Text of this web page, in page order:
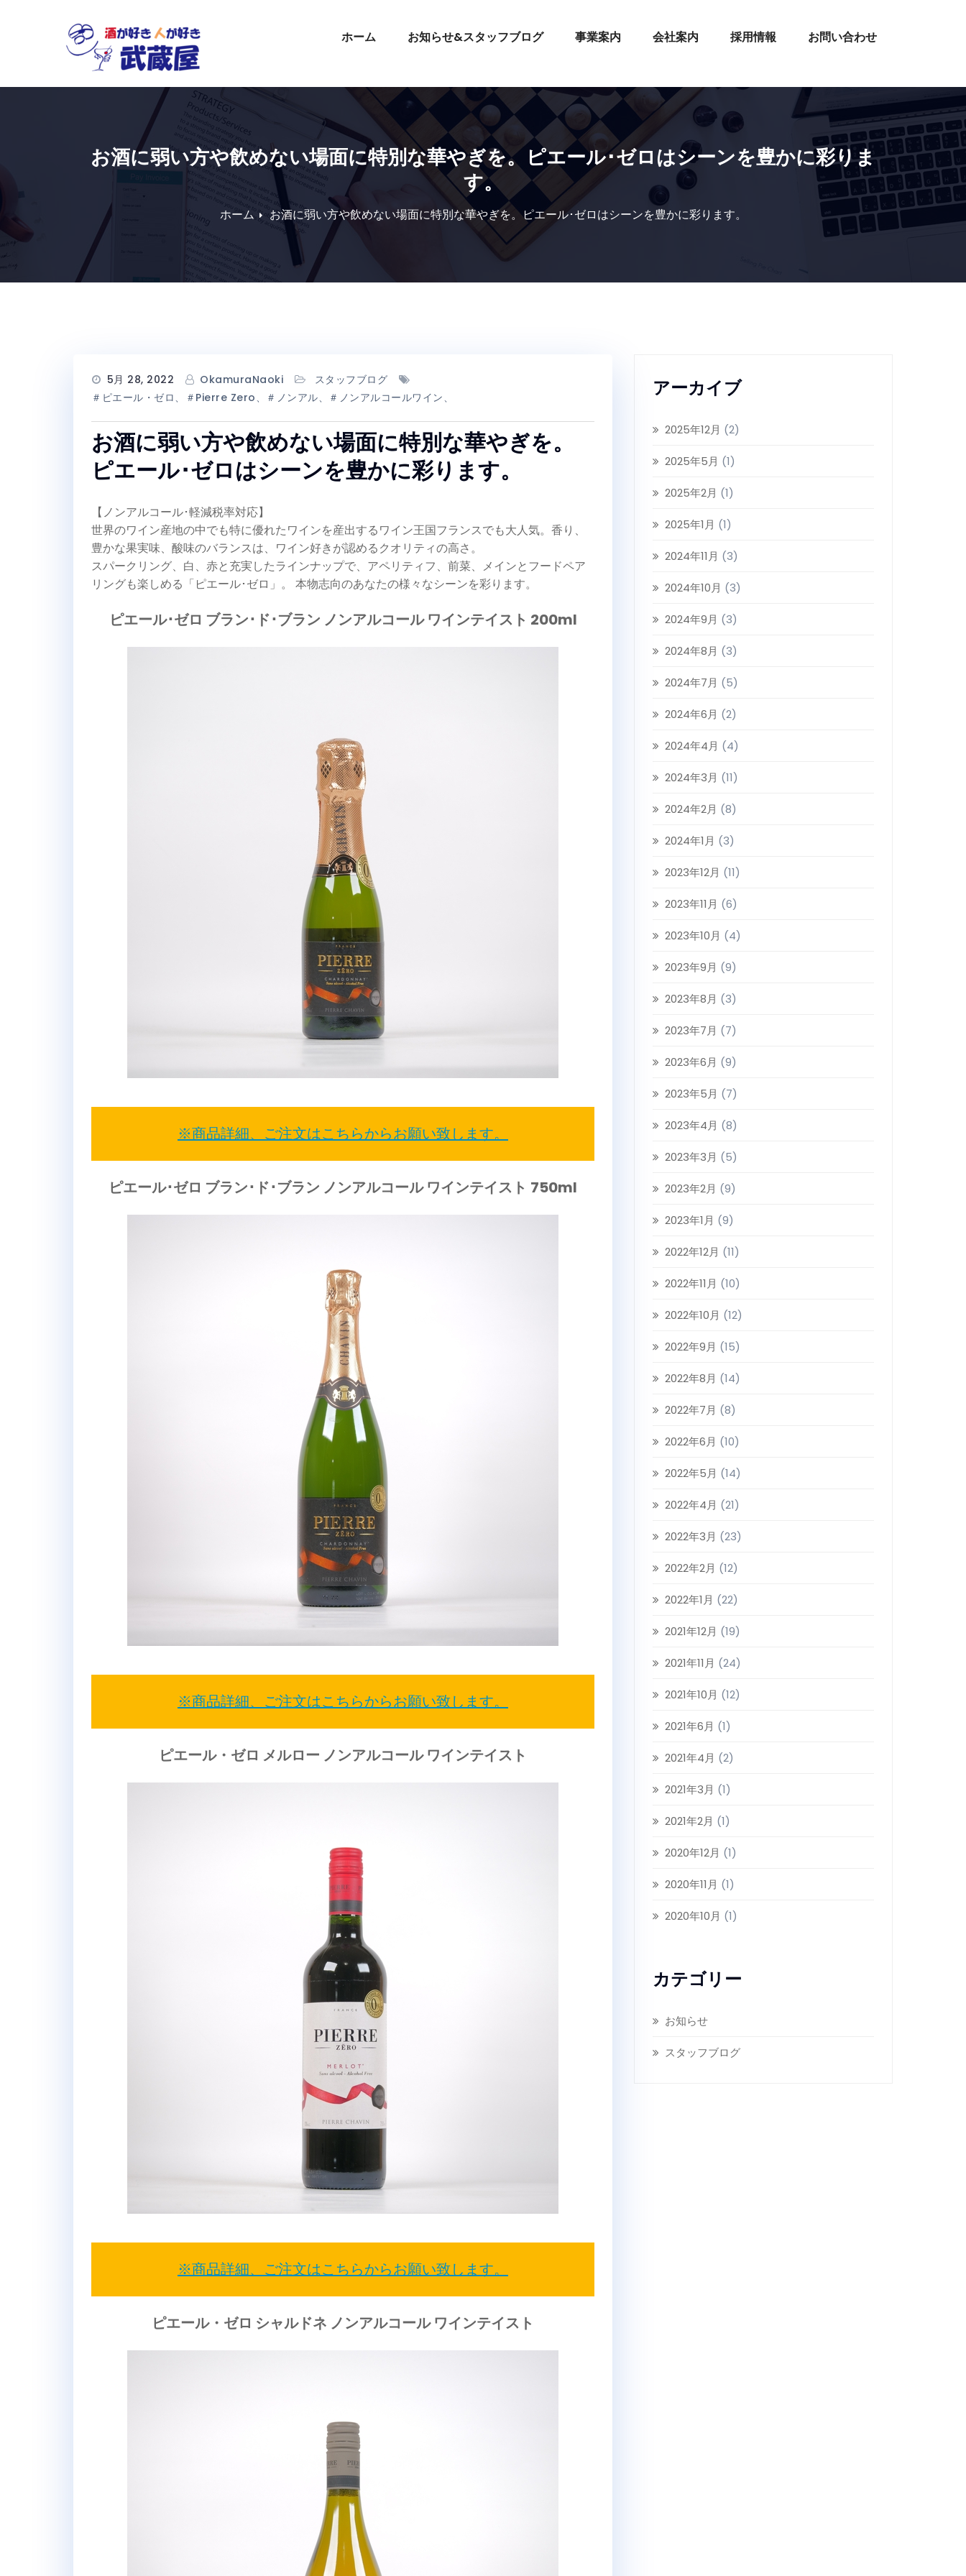
ホーム お知らせ&スタッフブログ 事業案内 会社案内 採用情報 お問い合わせ
お酒に弱い方や飲めない場面に特別な華やぎを。ピエール･ゼロはシーンを豊かに彩りま
す。
ホーム お酒に弱い方や飲めない場面に特別な華やぎを。ピエール･ゼロはシーンを豊かに彩ります。
5月 28, 2022 OkamuraNaoki
スタッフブログ
＃ピエール・ゼロ、＃Pierre Zero、＃ノンアル、＃ノンアルコールワイン、
お酒に弱い方や飲めない場面に特別な華やぎを。
ピエール･ゼロはシーンを豊かに彩ります。
【ノンアルコール･軽減税率対応】
世界のワイン産地の中でも特に優れたワインを産出するワイン王国フランスでも大人気。香り、
豊かな果実味、酸味のバランスは、ワイン好きが認めるクオリティの高さ。
スパークリング、白、赤と充実したラインナップで、アペリティフ、前菜、メインとフードペア
リングも楽しめる「ピエール･ゼロ」。 本物志向のあなたの様々なシーンを彩ります。
ピエール･ゼロ ブラン･ド･ブラン ノンアルコール ワインテイスト 200ml
※商品詳細、ご注文はこちらからお願い致します。
ピエール･ゼロ ブラン･ド･ブラン ノンアルコール ワインテイスト 750ml
※商品詳細、ご注文はこちらからお願い致します。
ピエール・ゼロ メルロー ノンアルコール ワインテイスト
※商品詳細、ご注文はこちらからお願い致します。
ピエール・ゼロ シャルドネ ノンアルコール ワインテイスト
アーカイブ
2025年12月 (2)
2025年5月 (1)
2025年2月 (1)
2025年1月 (1)
2024年11月 (3)
2024年10月 (3)
2024年9月 (3)
2024年8月 (3)
2024年7月 (5)
2024年6月 (2)
2024年4月 (4)
2024年3月 (11)
2024年2月 (8)
2024年1月 (3)
2023年12月 (11)
2023年11月 (6)
2023年10月 (4)
2023年9月 (9)
2023年8月 (3)
2023年7月 (7)
2023年6月 (9)
2023年5月 (7)
2023年4月 (8)
2023年3月 (5)
2023年2月 (9)
2023年1月 (9)
2022年12月 (11)
2022年11月 (10)
2022年10月 (12)
2022年9月 (15)
2022年8月 (14)
2022年7月 (8)
2022年6月 (10)
2022年5月 (14)
2022年4月 (21)
2022年3月 (23)
2022年2月 (12)
2022年1月 (22)
2021年12月 (19)
2021年11月 (24)
2021年10月 (12)
2021年6月 (1)
2021年4月 (2)
2021年3月 (1)
2021年2月 (1)
2020年12月 (1)
2020年11月 (1)
2020年10月 (1)
カテゴリー
お知らせ
スタッフブログ